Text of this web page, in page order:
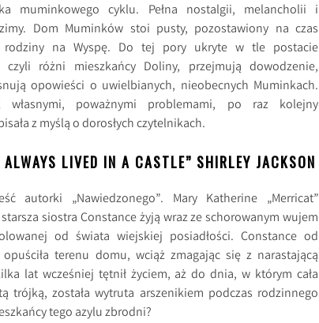
muminkowego cyklu. Pełna nostalgii, melancholii i
Dom Muminków stoi pusty, pozostawiony na czas
rodziny na Wyspę. Do tej pory ukryte w tle postacie
czyli różni mieszkańcy Doliny, przejmują dowodzenie,
opowieści o uwielbianych, nieobecnych Muminkach.
własnymi, poważnymi problemami, po raz kolejny
z myślą o dorosłych czytelnikach.
LIVED IN A CASTLE” SHIRLEY JACKSON
autorki „Nawiedzonego”. Mary Katherine „Merricat”
siostra Constance żyją wraz ze schorowanym wujem
od świata wiejskiej posiadłości. Constance od
terenu domu, wciąż zmagając się z narastającą
lat wcześniej tętnił życiem, aż do dnia, w którym cała
trójką, została wytruta arszenikiem podczas rodzinnego
tego azylu zbrodni?